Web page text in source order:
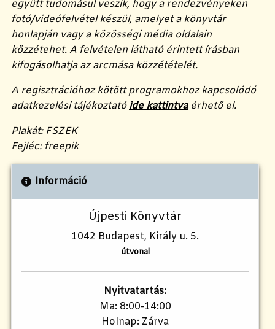
együtt tudomásul veszik, hogy a rendezvényeken
fotó/videófelvétel készül, amelyet a könyvtár
honlapján vagy a közösségi média oldalain
közzétehet. A felvételen látható érintett írásban
kifogásolhatja az arcmása közzétételét.
A regisztrációhoz kötött programokhoz kapcsolódó
adatkezelési tájékoztatóide kattintvaérhető el.
Plakát: FSZEK
Fejléc: freepik
Információ
Újpesti Könyvtár
1042 Budapest, Király u. 5.
útvonal
Nyitvatartás:
Ma: 8:00-14:00
Holnap: Zárva